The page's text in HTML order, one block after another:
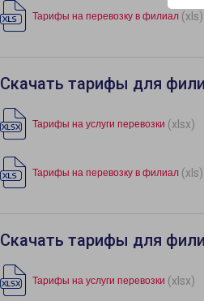
Тарифы на перевозку в филиал (xls)
Скачать тарифы для
Тарифы на услуги перевозки (xlsx)
Тарифы на перевозку в филиал (xls)
Скачать тарифы для
Тарифы на услуги перевозки (xlsx)